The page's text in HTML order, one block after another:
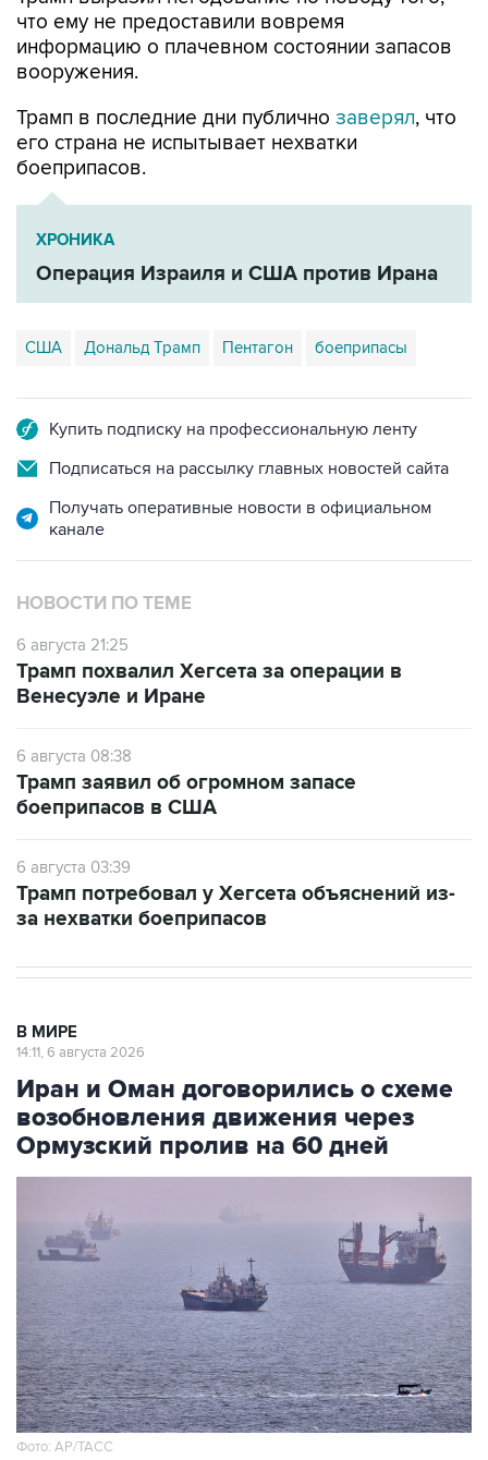
что ему не предоставили вовремя
информацию о плачевном состоянии запасов
вооружения.
Трамп в последние дни публично заверял, что
его страна не испытывает нехватки
боеприпасов.
ХРОНИКА
Операция Израиля и США против Ирана
США Дональд Трамп Пентагон боеприпасы
Купить подписку на профессиональную ленту
Подписаться на рассылку главных новостей сайта
Получать оперативные новости в официальном
канале
НОВОСТИ ПО ТЕМЕ
6 августа 21:25
Трамп похвалил Хегсета за операции в
Венесуэле и Иране
6 августа 08:38
Трамп заявил об огромном запасе
боеприпасов в США
6 августа 03:39
Трамп потребовал у Хегсета объяснений из-
за нехватки боеприпасов
В МИРЕ
14:11, 6 августа 2026
Иран и Оман договорились о схеме
возобновления движения через
Ормузский пролив на 60 дней
Фото: AP/ТАСС